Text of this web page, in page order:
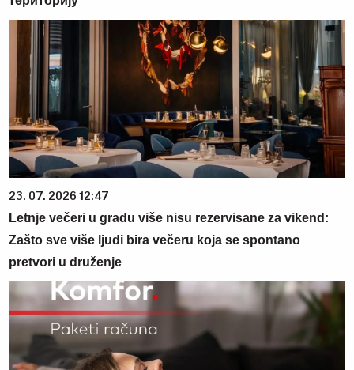
23. 07. 2026 12:47
Letnje večeri u gradu više nisu rezervisane za vikend:
Zašto sve više ljudi bira večeru koja se spontano
pretvori u druženje